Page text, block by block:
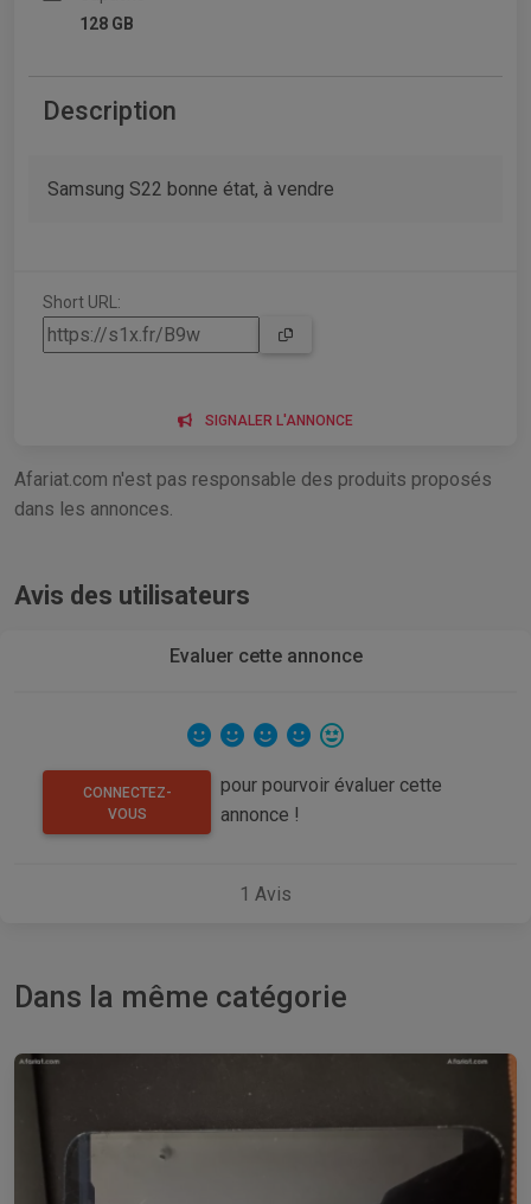
128 GB
Description
Samsung S22 bonne état, à vendre
Short URL:
SIGNALER L'ANNONCE
Afariat.com n'est pas responsable des produits proposés
dans les annonces.
Avis des utilisateurs
Evaluer cette annonce
CONNECTEZ-
VOUS
pour pourvoir évaluer cette
annonce !
1 Avis
Dans la même catégorie